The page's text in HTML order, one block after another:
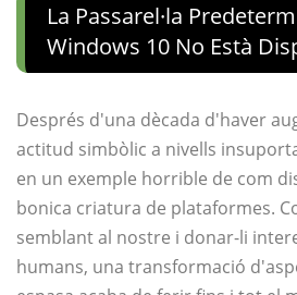
La Passarel·la
Windows 10 No Està
Després d'una dècada d'haver
actitud simbòlic a nivells
en un exemple horrible de com
bonica criatura de plataformes.
semblant al nostre i donar-li
humans, una transformació